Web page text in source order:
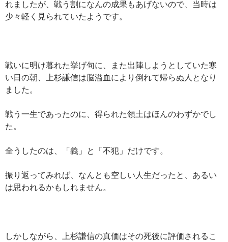
れましたが、戦う割になんの成果もあげないので、当時は
少々軽く見られていたようです。
戦いに明け暮れた挙げ句に、また出陣しようとしていた寒
い日の朝、上杉謙信は脳溢血により倒れて帰らぬ人となり
ました。
戦う一生であったのに、得られた領土はほんのわずかでし
た。
全うしたのは、「義」と「不犯」だけです。
振り返ってみれば、なんとも空しい人生だったと、あるい
は思われるかもしれません。
しかしながら、上杉謙信の真価はその死後に評価されるこ